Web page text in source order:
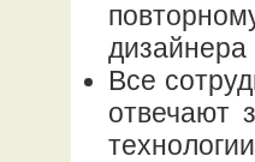
Все
отвечают